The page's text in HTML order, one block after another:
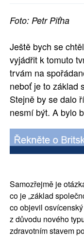
Foto: Petr Piťha
Ještě bych se
vyjádřit k tomuto
trvám na
neboť je to základ
Stejně by se dalo
nesmí být. A bylo
Samozřejmě je
co je „základ
co objevil
z důvodu nového
zdravotním stavem